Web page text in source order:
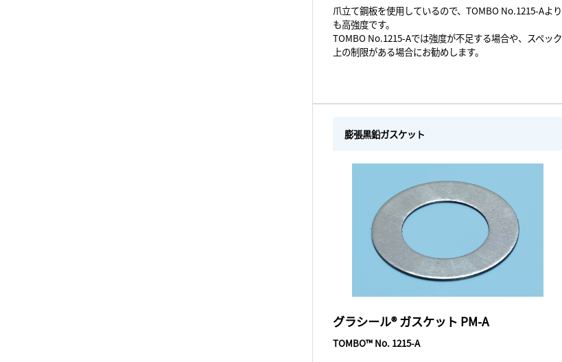
爪立て鋼板を使用しているので、TOMBO No.1215-Aより
も高強度です。
TOMBO No.1215-Aでは強度が不足する場合や、スペック
上の制限がある場合にお勧めします。
膨張黒鉛ガスケット
グラシール® ガスケット PM-A
TOMBO™ No. 1215-A